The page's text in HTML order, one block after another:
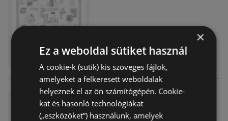
PDF letöltése
Akciós újság már nem érvényes
×
Ez a weboldal sütiket használ
A cookie-k (sütik) kis szöveges fájlok,
amelyeket a felkeresett weboldalak
helyeznek el az ön számítógépén. Cookie-
kat és hasonló technológiákat
(„eszközöket”) használunk, amelyek